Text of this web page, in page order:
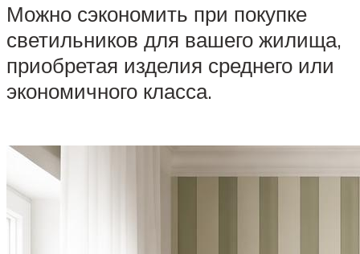
Можно сэкономить при покупке
светильников для вашего жилища,
приобретая изделия среднего или
экономичного класса.